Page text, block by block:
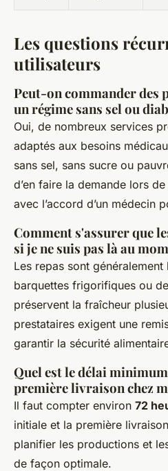
Les questions
utilisateurs
Peut-on commander des
un régime sans sel ou
Oui, de nombreux services
adaptés aux besoins
sans sel, sans sucre ou
d’en faire la demande lors
avec l’accord d’un médecin
Comment s'assurer que
si je ne suis pas là au
Les repas sont
barquettes frigorifiques ou
préservent la fraîcheur
prestataires exigent une
garantir la sécurité
Quel est le délai
première livraison chez
Il faut compter environ 72
initiale et la première
planifier les productions et
de façon optimale.